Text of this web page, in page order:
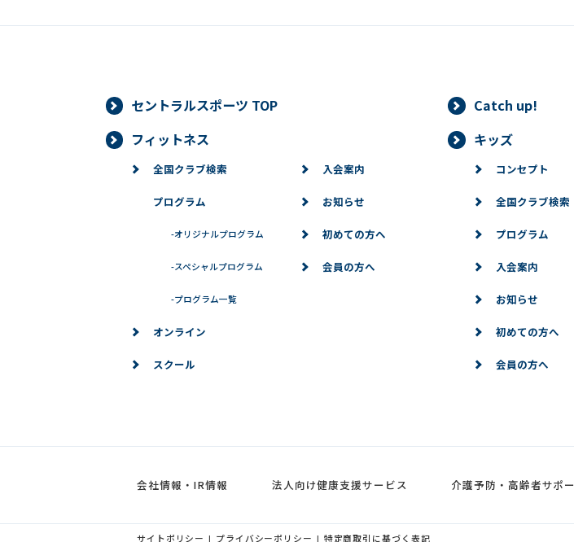
セントラルスポーツ TOP
Catch up!
フィットネス
全国クラブ検索
プログラム
-オリジナルプログラム
-スペシャルプログラム
-プログラム一覧
オンライン
スクール
入会案内
お知らせ
初めての方へ
会員の方へ
キッズ
コンセプト
全国クラブ検索
プログラム
入会案内
お知らせ
初めての方へ
会員の方へ
会社情報・IR情報 法人向け健康支援サービス 介護予防・高齢者サポ
サイトポリシー | プライバシーポリシー | 特定商取引に基づく表記